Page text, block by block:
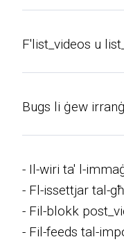
F'list_videos u
Bugs li ġew
- Il-wiri ta' l-
- Fl-issettjar tal-
- Fil-blokk
- Fil-feeds tal-